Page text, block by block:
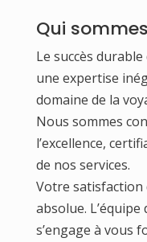
Qui
Le succès
une expertise
domaine de la
Nous sommes
l’excellence,
de nos services.
Votre
absolue.
s’engage à vous